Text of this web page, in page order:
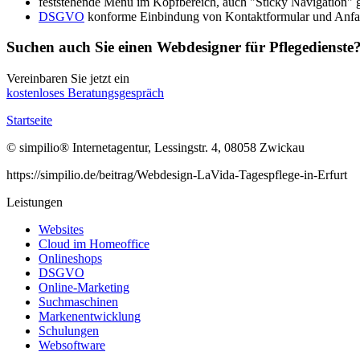
DSGVO konforme Einbindung von Kontaktformular und
Suchen auch Sie einen Webdesigner für Pflegedienste?
Vereinbaren Sie jetzt ein
kostenloses Beratungsgespräch
Startseite
© simpilio® Internetagentur, Lessingstr. 4, 08058 Zwickau
https://simpilio.de/beitrag/Webdesign-LaVida-Tagespflege-in-Erfurt
Leistungen
Websites
Cloud im Homeoffice
Onlineshops
DSGVO
Online-Marketing
Suchmaschinen
Markenentwicklung
Schulungen
Websoftware